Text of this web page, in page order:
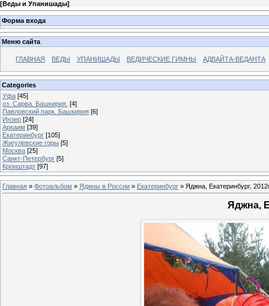
[Веды и Упанишады]
Форма входа
Меню сайта
ГЛАВНАЯ ВЕДЫ УПАНИШАДЫ ВЕДИЧЕСКИЕ ГИМНЫ АДВАЙТА-ВЕДАНТА
Categories
Уфа [45]
оз. Сарва. Башкирия. [4]
Павловский парк. Башкирия [6]
Инзер [24]
Аркаим [39]
Екатеринбург [105]
Жигулевские горы [5]
Москва [25]
Санкт-Петербург [5]
Кронштадт [97]
Главная » Фотоальбом » Яджны в России » Екатеринбург » Яджна, Екатеринбург,
Яджна,